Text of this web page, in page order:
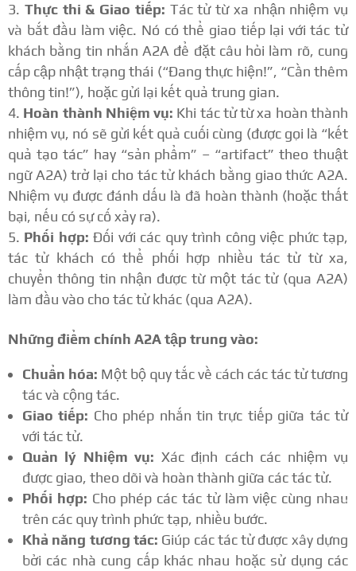
Thực thi & Giao tiếp: Tác tử từ xa nhận nhiệm vụ
và bắt đầu làm việc. Nó có thể giao tiếp lại với tác tử
khách bằng tin nhắn A2A để đặt câu hỏi làm rõ, cung
cấp cập nhật trạng thái (“Đang thực hiện!”, “Cần thêm
thông tin!”), hoặc gửi lại kết quả trung gian.
Hoàn thành Nhiệm vụ: Khi tác tử từ xa hoàn thành
nhiệm vụ, nó sẽ gửi kết quả cuối cùng (được gọi là “kết
quả tạo tác” hay “sản phẩm” – “artifact” theo thuật
ngữ A2A) trở lại cho tác tử khách bằng giao thức A2A.
Nhiệm vụ được đánh dấu là đã hoàn thành (hoặc thất
bại, nếu có sự cố xảy ra).
Phối hợp: Đối với các quy trình công việc phức tạp,
tác tử khách có thể phối hợp nhiều tác tử từ xa,
chuyển thông tin nhận được từ một tác tử (qua A2A)
làm đầu vào cho tác tử khác (qua A2A).
Những điểm chính A2A tập trung vào:
Chuẩn hóa: Một bộ quy tắc về cách các tác tử tương
tác và cộng tác.
Giao tiếp: Cho phép nhắn tin trực tiếp giữa tác tử
với tác tử.
Quản lý Nhiệm vụ: Xác định cách các nhiệm vụ
được giao, theo dõi và hoàn thành giữa các tác tử.
Phối hợp: Cho phép các tác tử làm việc cùng nhau
trên các quy trình phức tạp, nhiều bước.
Khả năng tương tác: Giúp các tác tử được xây dựng
bởi các nhà cung cấp khác nhau hoặc sử dụng các